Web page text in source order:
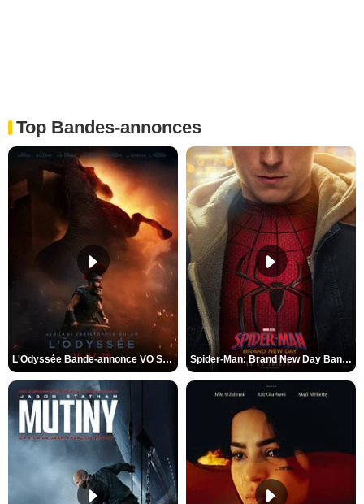
Top Bandes-annonces
L'Odyssée Bande-annonce VO STFR Spider-Man: Brand New Day Bande-annonce VO STFR